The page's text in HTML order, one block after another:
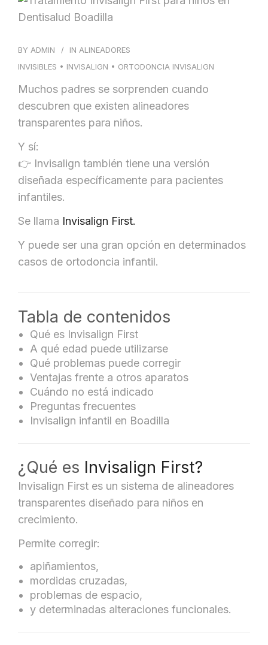
BLOG
BY ADMIN IN ALINEADORES
INVISIBLES • INVISALIGN • ORTODONCIA INVISALIGN
Muchos padres se sorprenden cuando
descubren que existen alineadores
transparentes para niños.
Y sí:
👉 Invisalign también tiene una versión
diseñada específicamente para pacientes
infantiles.
Se llama Invisalign First.
Y puede ser una gran opción en determinados
casos de ortodoncia infantil.
Tabla de contenidos
Qué es Invisalign First
A qué edad puede utilizarse
Qué problemas puede corregir
Ventajas frente a otros aparatos
Cuándo no está indicado
Preguntas frecuentes
Invisalign infantil en Boadilla
¿Qué es Invisalign First?
Invisalign First es un sistema de alineadores
transparentes diseñado para niños en
crecimiento.
Permite corregir:
apiñamientos,
mordidas cruzadas,
problemas de espacio,
y determinadas alteraciones funcionales.